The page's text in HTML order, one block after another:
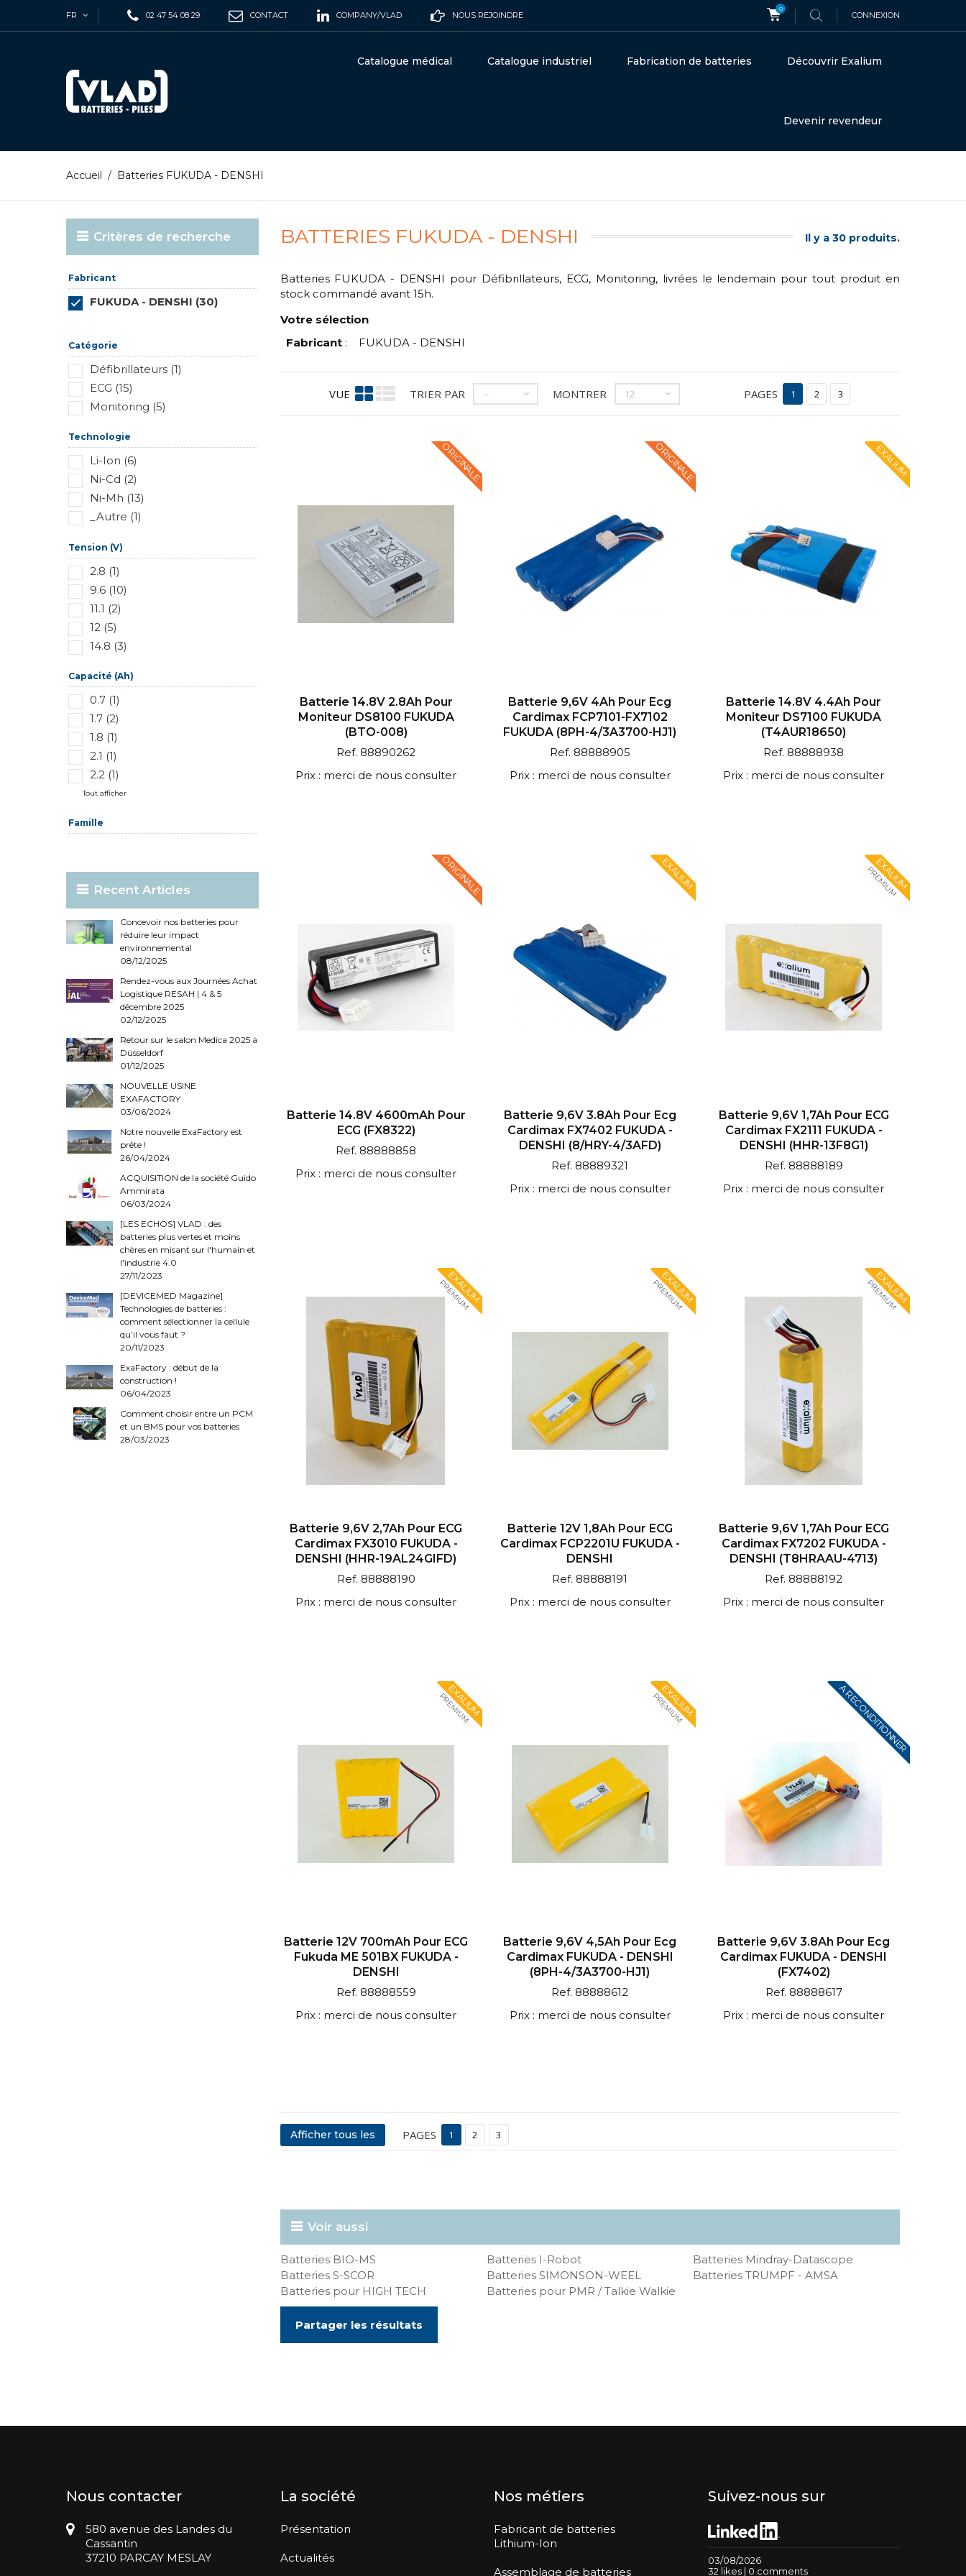
FR 02 47 54 08 29 CONTACT COMPANY/VLAD NOUS REJOINDRE
0
CONNEXION
Catalogue médical Catalogue industriel Fabrication de batteries Découvrir Exalium
Devenir revendeur
Accueil / Batteries FUKUDA - DENSHI
Critères de recherche
Fabricant
FUKUDA - DENSHI (30)
Catégorie
Défibrillateurs (1)
ECG (15)
Monitoring (5)
Technologie
Li-Ion (6)
Ni-Cd (2)
Ni-Mh (13)
_Autre (1)
Tension (V)
2.8 (1)
9.6 (10)
11.1 (2)
12 (5)
14.8 (3)
Capacité (Ah)
0.7 (1)
1.7 (2)
1.8 (1)
2.1 (1)
2.2 (1)
Tout afficher
Famille
Recent Articles
Concevoir nos batteries pour
réduire leur impact
environnemental
08/12/2025
Rendez-vous aux Journées Achat
Logistique RESAH | 4 & 5
décembre 2025
02/12/2025
Retour sur le salon Medica 2025 à
Düsseldorf
01/12/2025
NOUVELLE USINE
EXAFACTORY
03/06/2024
Notre nouvelle ExaFactory est
prête !
26/04/2024
ACQUISITION de la société Guido
Ammirata
06/03/2024
[LES ECHOS] VLAD : des
batteries plus vertes et moins
chères en misant sur l'humain et
l'industrie 4.0
27/11/2023
[DEVICEMED Magazine]
Technologies de batteries :
comment sélectionner la cellule
qu’il vous faut ?
20/11/2023
ExaFactory : début de la
construction !
06/04/2023
Comment choisir entre un PCM
et un BMS pour vos batteries
28/03/2023
BATTERIES FUKUDA - DENSHI Il y a 30 produits.
Batteries FUKUDA - DENSHI pour Défibrillateurs, ECG, Monitoring, livrées le lendemain pour tout produit en
stock commandé avant 15h.
Votre sélection
Fabricant: FUKUDA - DENSHI
VUE TRIER PAR -- MONTRER 12 PAGES 1 2 3
ORIGINALE
Batterie 14.8V 2.8Ah Pour
Moniteur DS8100 FUKUDA
(BTO-008)
Ref. 88890262
Prix : merci de nous consulter
ORIGINALE
Batterie 9,6V 4Ah Pour Ecg
Cardimax FCP7101-FX7102
FUKUDA (8PH-4/3A3700-HJ1)
Ref. 88888905
Prix : merci de nous consulter
EXALIUM
Batterie 14.8V 4.4Ah Pour
Moniteur DS7100 FUKUDA
(T4AUR18650)
Ref. 88888938
Prix : merci de nous consulter
ORIGINALE
Batterie 14.8V 4600mAh Pour
ECG (FX8322)
Ref. 88888858
Prix : merci de nous consulter
EXALIUM
Batterie 9,6V 3.8Ah Pour Ecg
Cardimax FX7402 FUKUDA -
DENSHI (8/HRY-4/3AFD)
Ref. 88889321
Prix : merci de nous consulter
EXALIUM
PREMIUM
Batterie 9,6V 1,7Ah Pour ECG
Cardimax FX2111 FUKUDA -
DENSHI (HHR-13F8G1)
Ref. 88888189
Prix : merci de nous consulter
EXALIUM
PREMIUM
Batterie 9,6V 2,7Ah Pour ECG
Cardimax FX3010 FUKUDA -
DENSHI (HHR-19AL24GIFD)
Ref. 88888190
Prix : merci de nous consulter
EXALIUM
PREMIUM
Batterie 12V 1,8Ah Pour ECG
Cardimax FCP2201U FUKUDA -
DENSHI
Ref. 88888191
Prix : merci de nous consulter
EXALIUM
PREMIUM
Batterie 9,6V 1,7Ah Pour ECG
Cardimax FX7202 FUKUDA -
DENSHI (T8HRAAU-4713)
Ref. 88888192
Prix : merci de nous consulter
EXALIUM
PREMIUM
Batterie 12V 700mAh Pour ECG
Fukuda ME 501BX FUKUDA -
DENSHI
Ref. 88888559
Prix : merci de nous consulter
EXALIUM
PREMIUM
Batterie 9,6V 4,5Ah Pour Ecg
Cardimax FUKUDA - DENSHI
(8PH-4/3A3700-HJ1)
Ref. 88888612
Prix : merci de nous consulter
A RECONDITIONNER
Batterie 9,6V 3.8Ah Pour Ecg
Cardimax FUKUDA - DENSHI
(FX7402)
Ref. 88888617
Prix : merci de nous consulter
Afficher tous les PAGES 1 2 3
Voir aussi
Batteries BIO-MS Batteries I-Robot
Batteries Mindray-Datascope
Batteries S-SCOR
Batteries SIMONSON-WEEL
Batteries TRUMPF - AMSA
Batteries pour HIGH TECH
Batteries pour PMR / Talkie Walkie
Partager les résultats
Nous contacter
580 avenue des Landes du
Cassantin
37210 PARCAY MESLAY
La société
Présentation
Actualités
Nos métiers
Fabricant de batteries
Lithium-Ion
Assemblage de batteries
Suivez-nous sur
03/08/2026
32 likes | 0 comments